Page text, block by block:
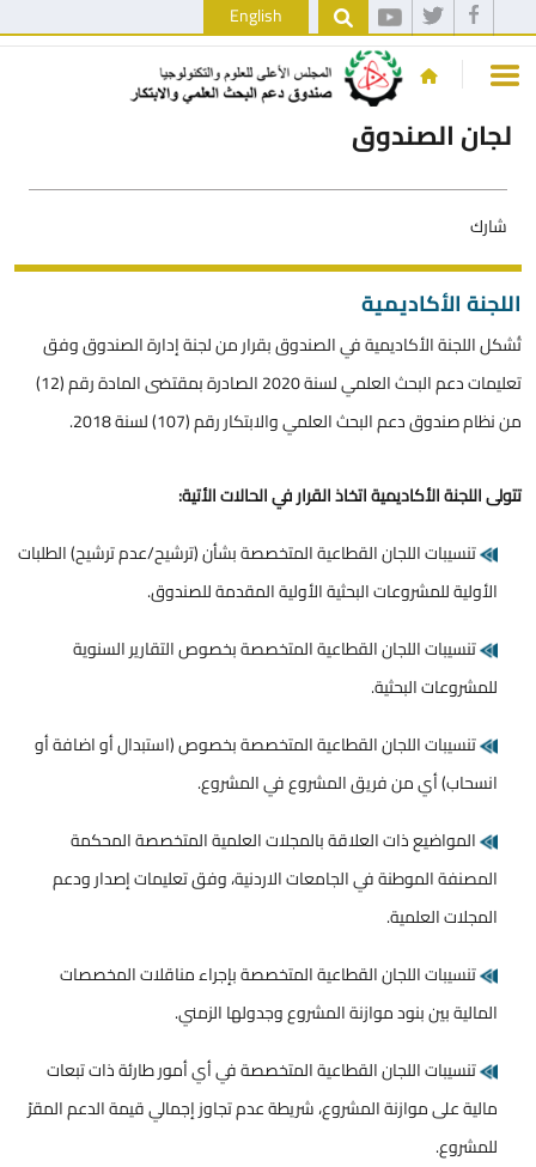
English
لجان الصندوق
شارك
اللجنة الأكاديمية
تُشكل اللجنة الأكاديمية في الصندوق بقرار من لجنة إدارة الصندوق وفق
تعليمات دعم البحث العلمي لسنة 2020 الصادرة بمقتضى المادة رقم (12)
من نظام صندوق دعم البحث العلمي والابتكار رقم (107) لسنة 2018.
تتولى اللجنة الأكاديمية اتخاذ القرار في الحالات الأتية:
تنسيبات اللجان القطاعية المتخصصة بشأن (ترشيح/عدم ترشيح) الطلبات
الأولية للمشروعات البحثية الأولية المقدمة للصندوق.
تنسيبات اللجان القطاعية المتخصصة بخصوص التقارير السنوية
للمشروعات البحثية.
تنسيبات اللجان القطاعية المتخصصة بخصوص (استبدال أو اضافة أو
انسحاب) أي من فريق المشروع في المشروع.
المواضيع ذات العلاقة بالمجلات العلمية المتخصصة المحكمة
المصنفة الموطنة في الجامعات الاردنية، وفق تعليمات إصدار ودعم
المجلات العلمية.
تنسيبات اللجان القطاعية المتخصصة بإجراء مناقلات المخصصات
المالية بين بنود موازنة المشروع وجدولها الزمني.
تنسيبات اللجان القطاعية المتخصصة في أي أمور طارئة ذات تبعات
مالية على موازنة المشروع، شريطة عدم تجاوز إجمالي قيمة الدعم المقرّ
للمشروع.